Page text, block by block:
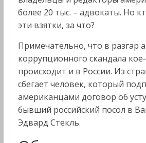
более 20 тыс. – адвокаты. Но
эти взятки, за что?
Примечательно, что в разгар
коррупционного скандала
происходит и в России. Из
сбегает человек, который
американцами договор об
бывший российский посол в
Эдвард Стекль.